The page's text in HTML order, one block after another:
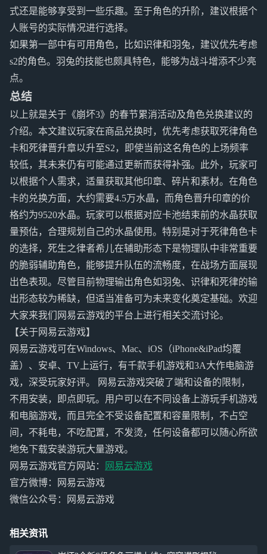
式还是能够享受到一些乐趣。至于角色的升阶，建议根据个
人账号的实际情况进行选择。
如果第一部中有可用角色，比如识律和羽兔，建议优先考虑
s2的角色。羽兔的技能也颇具特色，能够为战斗增添不少亮
点。
总结
以上就是关于《崩坏3》的春节累消活动及角色兑换建议的
介绍。本文建议玩家在商品兑换时，优先考虑获取死律角色
卡和死律晋升章以升至S2，即使当前这名角色的上场频率
较低，其未来仍有可能通过更新而获得补强。此外，玩家可
以根据个人需求，适量获取其他印章、碎片和素材。在角色
卡的兑换方面，大约需要4.5万水晶，而角色晋升印章的价
格约为9520水晶。玩家可以根据对应卡池结束前的水晶获取
量预估，合理规划自己的水晶使用。特别是对于死律角色卡
的选择，死生之律者希儿在辅助形态下是物理队中非常重要
的脆弱辅助角色，能够提升队伍的流畅度，在战场方面展现
出色表现。尽管目前物理输出角色如羽兔、识律和死律的输
出形态较为稀缺，但适当准备可为未来变化奠定基础。欢迎
大家来我们网易云游戏的平台上进行相关交流讨论。
【关于网易云游戏】
网易云游戏可在Windows、Mac、iOS（iPhone&iPad均覆
盖）、安卓、TV上运行，有千款手机游戏和3A大作电脑游
戏，深受玩家好评。 网易云游戏突破了端和设备的限制，
不用安装，即点即玩。用户可以在不同设备上游玩手机游戏
和电脑游戏，而且完全不受设备配置和容量限制，不占空
间，不耗电，不吃配置，不发烫，任何设备都可以随心所欲
地免下载安装游玩大量游戏。
网易云游戏官方网站：
网易云游戏
官方微博：网易云游戏
微信公众号：网易云游戏
相关资讯